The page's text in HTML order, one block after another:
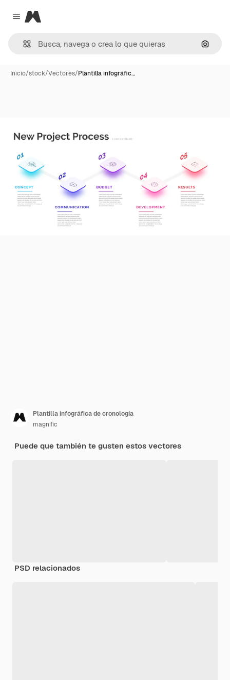
Close menu
Magnific
Inicio/stock/Vectores/Plantilla infográfic…
Plantilla infográfica de cronología
magnific
Puede que también te gusten estos vectores
PSD relacionados